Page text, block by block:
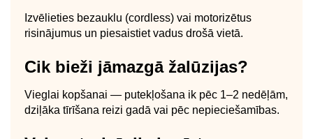
Izvēlieties bezauklu (cordless) vai motorizētus
risinājumus un piesaistiet vadus drošā vietā.
Cik bieži jāmazgā žalūzijas?
Vieglai kopšanai — putekļošana ik pēc 1–2 nedēļām,
dziļāka tīrīšana reizi gadā vai pēc nepieciešamības.